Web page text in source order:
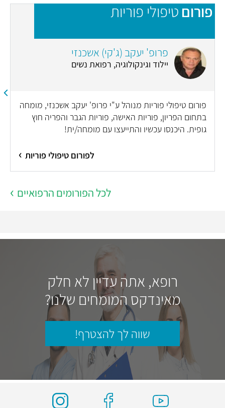
פורום טיפולי פוריות
פרופ' יעקב (ג'קי) אשכנזי
יילוד וגינקולוגיה, רפואת נשים
פורום טיפולי פוריות מנוהל ע"י פרופ' יעקב אשכנזי, מומחה
בתחום הפריון, פוריות האישה, פוריות הגבר והפריה חוץ
גופית. היכנסו עכשיו והתייעצו עם מומחה/ית!
לפורום טיפולי פוריות
לכל הפורומים הרפואיים
רופא, אתה עדיין לא חלק
מאינדקס המומחים שלנו?
שווה לך להצטרף!